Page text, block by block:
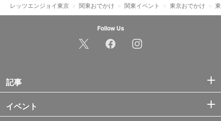
レッツエンジョイ東京 関東おでかけ 関東イベント 東京おでかけ
Follow Us
記事
イベント